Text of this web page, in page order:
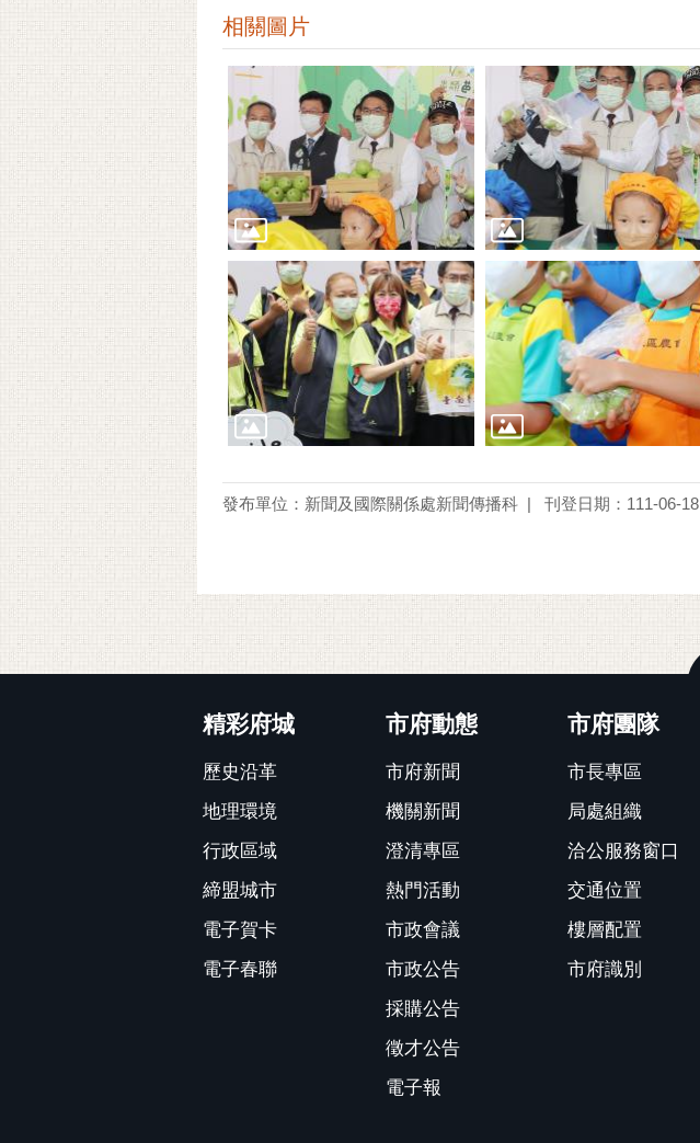
相關圖片
發布單位：新聞及國際關係處新聞傳播科 刊登日期：111-06-18
精彩府城
歷史沿革
地理環境
行政區域
締盟城市
電子賀卡
電子春聯
市府動態
市府新聞
機關新聞
澄清專區
熱門活動
市政會議
市政公告
採購公告
徵才公告
電子報
市府團隊
市長專區
局處組織
洽公服務窗口
交通位置
樓層配置
市府識別